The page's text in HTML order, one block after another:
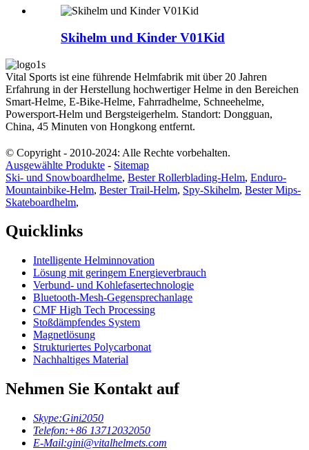
Skihelm und Kinder V01Kid
Vital Sports ist eine führende Helmfabrik mit über 20 Jahren
Erfahrung in der Herstellung hochwertiger Helme in den Bereichen
Smart-Helme, E-Bike-Helme, Fahrradhelme, Schneehelme,
Powersport-Helm und Bergsteigerhelm. Standort: Dongguan,
China, 45 Minuten von Hongkong entfernt.
© Copyright - 2010-2024: Alle Rechte vorbehalten.
Ausgewählte Produkte - Sitemap
Ski- und Snowboardhelme, Bester Rollerblading-Helm, Enduro-
Mountainbike-Helm, Bester Trail-Helm, Spy-Skihelm, Bester Mips-
Skateboardhelm,
Quicklinks
Intelligente Helminnovation
Lösung mit geringem Energieverbrauch
Verbund- und Kohlefasertechnologie
Bluetooth-Mesh-Gegensprechanlage
CMF High Tech Processing
Stoßdämpfendes System
Magnetlösung
Strukturiertes Polycarbonat
Nachhaltiges Material
Nehmen Sie Kontakt auf
Skype:Gini2050
Telefon:+86 13712032050
E-Mail:gini@vitalhelmets.com